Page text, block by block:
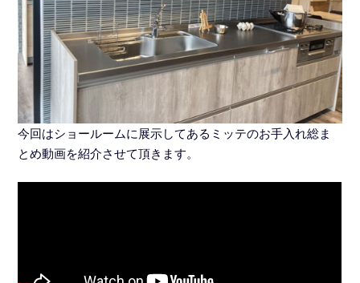
今回はショールームに展示してあるミッテのお手入れ総ま
とめ動画を紹介させて頂きます。